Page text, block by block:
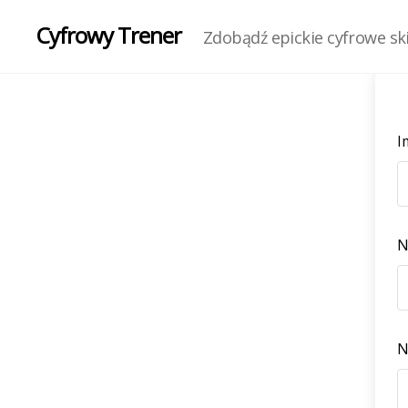
Cyfrowy Trener Zdobądź epickie cyfrowe